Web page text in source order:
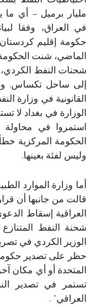
مليار برميل – أي ما
في العراق، وفقا
حكومة إقليم
الماضي، شنت
شحنات النفط
إلى ساحل تكساس.
القانونية في وزارة
الوزارة في بغداد لا
استمروا في محاولة
الحكومة المركزية
وليس لفئة بعينها.
أما وزارة الموارد
قالت من جانبها أن
العراقية إسقاط
شحنة النفط
الوزير الكردي في
حظر على تصدير حكومة
المتحدة أو أي مكان
تستمر في تصدير
العراقي” .